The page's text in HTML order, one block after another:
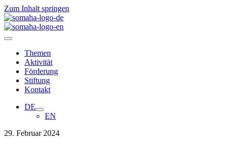
Zum Inhalt springen
Themen
Aktivität
Förderung
Stiftung
Kontakt
DE
EN
29. Februar 2024